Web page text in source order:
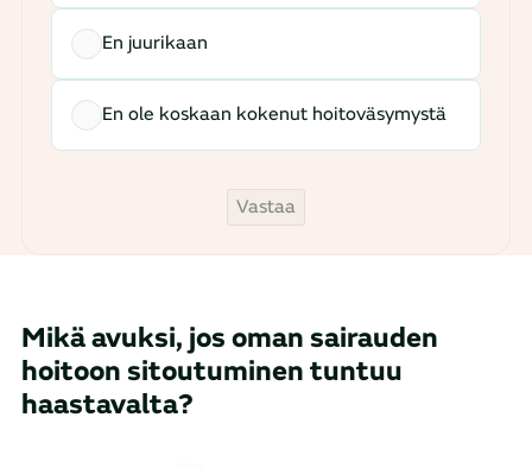
En juurikaan
En ole koskaan kokenut hoitoväsymystä
Vastaa
Mikä avuksi, jos oman sairauden
hoitoon sitoutuminen tuntuu
haastavalta?